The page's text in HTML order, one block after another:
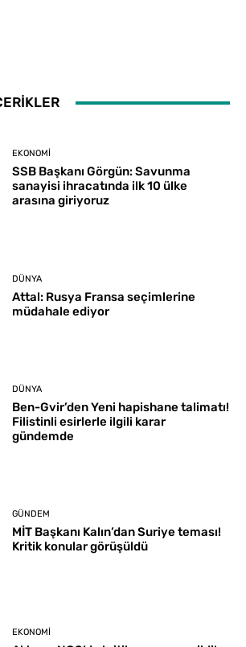
EKONOMI
SSB Başkanı Görgün: Savunma
sanayisi ihracatında ilk 10 ülke
arasına giriyoruz
DÜNYA
Attal: Rusya Fransa seçimlerine
müdahale ediyor
DÜNYA
Ben-Gvir’den Yeni hapishane talimatı!
Filistinli esirlerle ilgili karar
gündemde
GÜNDEM
MİT Başkanı Kalın’dan Suriye teması!
Kritik konular görüşüldü
EKONOMI